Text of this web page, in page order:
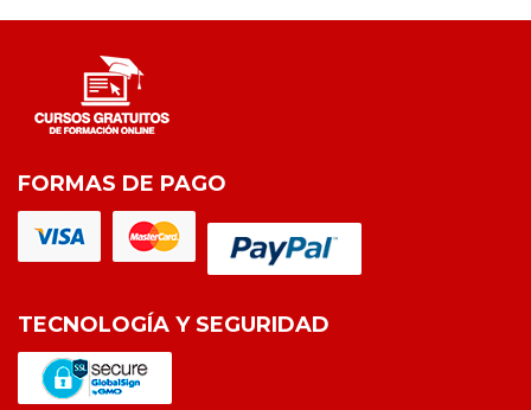
FORMAS DE PAGO
TECNOLOGÍA Y SEGURIDAD